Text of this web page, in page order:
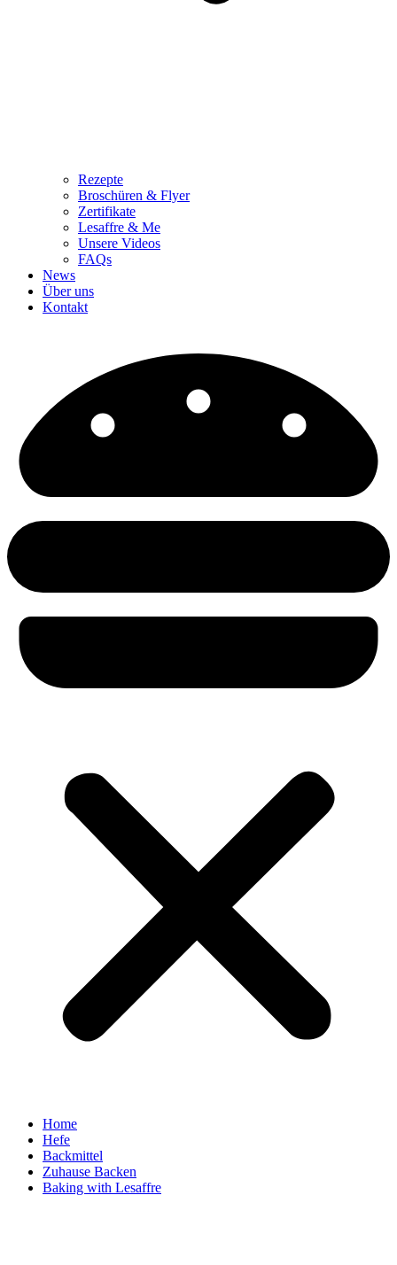
Rezepte
Broschüren & Flyer
Zertifikate
Lesaffre & Me
Unsere Videos
FAQs
News
Über uns
Kontakt
Home
Hefe
Backmittel
Zuhause Backen
Baking with Lesaffre